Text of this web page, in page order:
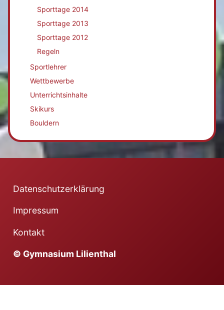
Sporttage 2014
Sporttage 2013
Sporttage 2012
Regeln
Sportlehrer
Wettbewerbe
Unterrichtsinhalte
Skikurs
Bouldern
Datenschutzerklärung
Impressum
Kontakt
© Gymnasium Lilienthal